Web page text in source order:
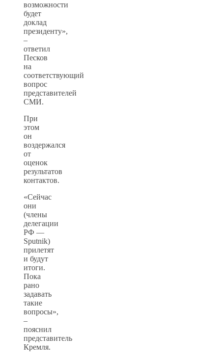
возможности
будет
доклад
президенту»,
–
ответил
Песков
на
соответствующий
вопрос
представителей
СМИ.
При
этом
он
воздержался
от
оценок
результатов
контактов.
«Сейчас
они
(члены
делегации
РФ —
Sputnik)
прилетят
и будут
итоги.
Пока
рано
задавать
такие
вопросы»,
–
пояснил
представитель
Кремля.